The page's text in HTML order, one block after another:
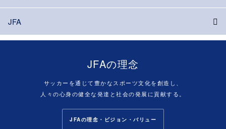
JFA
JFAの理念
サッカーを通じて豊かなスポーツ文化を創造し、
人々の心身の健全な発達と社会の発展に貢献する。
JFAの理念・ビジョン・バリュー